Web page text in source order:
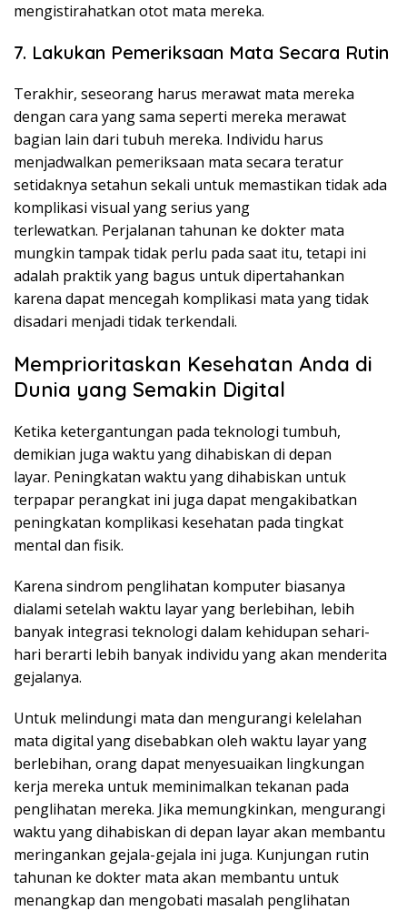
mengistirahatkan otot mata mereka.
7. Lakukan Pemeriksaan Mata Secara Rutin
Terakhir, seseorang harus merawat mata mereka
dengan cara yang sama seperti mereka merawat
bagian lain dari tubuh mereka. Individu harus
menjadwalkan pemeriksaan mata secara teratur
setidaknya setahun sekali untuk memastikan tidak ada
komplikasi visual yang serius yang
terlewatkan. Perjalanan tahunan ke dokter mata
mungkin tampak tidak perlu pada saat itu, tetapi ini
adalah praktik yang bagus untuk dipertahankan
karena dapat mencegah komplikasi mata yang tidak
disadari menjadi tidak terkendali.
Memprioritaskan Kesehatan Anda di
Dunia yang Semakin Digital
Ketika ketergantungan pada teknologi tumbuh,
demikian juga waktu yang dihabiskan di depan
layar. Peningkatan waktu yang dihabiskan untuk
terpapar perangkat ini juga dapat mengakibatkan
peningkatan komplikasi kesehatan pada tingkat
mental dan fisik.
Karena sindrom penglihatan komputer biasanya
dialami setelah waktu layar yang berlebihan, lebih
banyak integrasi teknologi dalam kehidupan sehari-
hari berarti lebih banyak individu yang akan menderita
gejalanya.
Untuk melindungi mata dan mengurangi kelelahan
mata digital yang disebabkan oleh waktu layar yang
berlebihan, orang dapat menyesuaikan lingkungan
kerja mereka untuk meminimalkan tekanan pada
penglihatan mereka. Jika memungkinkan, mengurangi
waktu yang dihabiskan di depan layar akan membantu
meringankan gejala-gejala ini juga. Kunjungan rutin
tahunan ke dokter mata akan membantu untuk
menangkap dan mengobati masalah penglihatan